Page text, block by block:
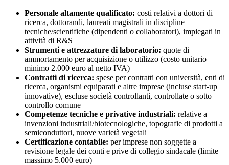
Personale altamente qualificato: costi relativi a dottori di
ricerca, dottorandi, laureati magistrali in discipline
tecniche/scientifiche (dipendenti o collaboratori), impiegati in
attività di R&S
Strumenti e attrezzature di laboratorio: quote di
ammortamento per acquisizione o utilizzo (costo unitario
minimo 2.000 euro al netto IVA)
Contratti di ricerca: spese per contratti con università, enti di
ricerca, organismi equiparati e altre imprese (incluse start-up
innovative), escluse società controllanti, controllate o sotto
controllo comune
Competenze tecniche e privative industriali: relative a
invenzioni industriali/biotecnologiche, topografie di prodotti a
semiconduttori, nuove varietà vegetali
Certificazione contabile: per imprese non soggette a
revisione legale dei conti e prive di collegio sindacale (limite
massimo 5.000 euro)